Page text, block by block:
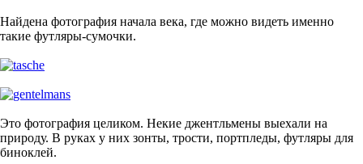
Найдена фотография начала века, где можно видеть именно
такие футляры-сумочки.
Это фотография целиком. Некие джентльмены выехали на
природу. В руках у них зонты, трости, портпледы, футляры для
биноклей.